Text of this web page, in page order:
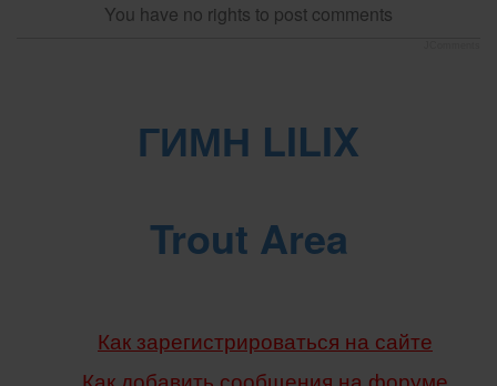
You have no rights to post comments
ГИМН LILIX
Trout Area
Как зарегистрироваться на сайте